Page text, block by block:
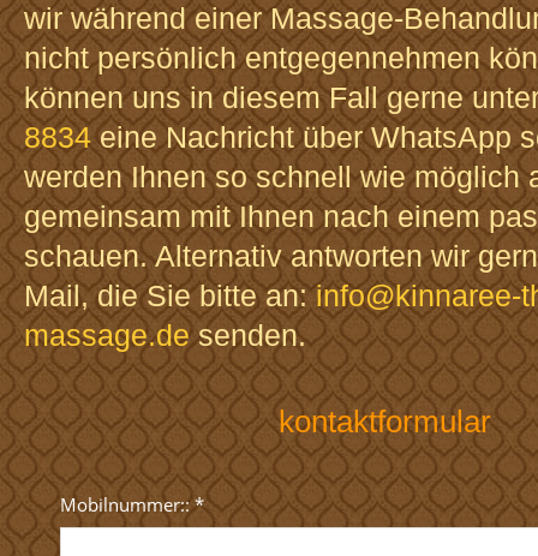
wir während einer Massage-
nicht persönlich entgegennehmen
können uns in diesem Fall gerne
8834eine Nachricht über WhatsApp
werden Ihnen so schnell wie möglich
gemeinsam mit Ihnen nach einem
schauen. Alternativ antworten wir
Mail, die Sie bitte an:info@kinnaree-
massage.desenden.
kontaktformular